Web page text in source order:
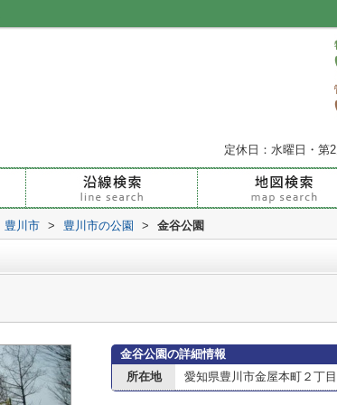
定休日：水曜日・第
豊川市 > 豊川市の公園 > 金谷公園
金谷公園の詳細情報
所在地
愛知県豊川市金屋本町２丁